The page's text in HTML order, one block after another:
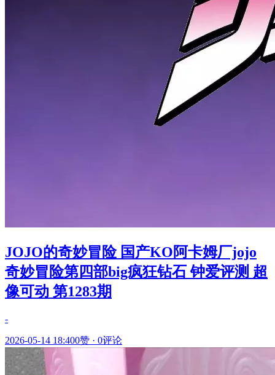
JOJO的奇妙冒险 国产KO阿卡姆厂jojo
奇妙冒险第四部big疯狂钻石 钟爱评测 超
像可动 第1283期
-
2026-05-14 18:400赞 · 0评论